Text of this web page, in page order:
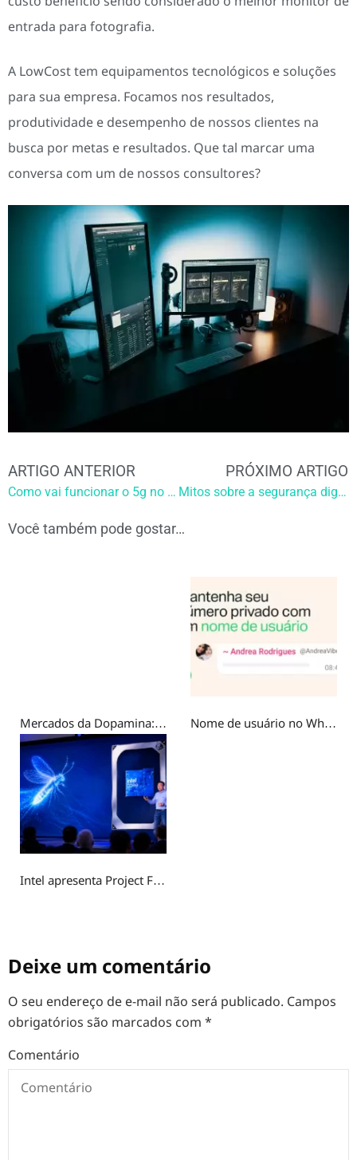
entrada para fotografia.
A LowCost tem equipamentos tecnológicos e soluções
para sua empresa. Focamos nos resultados,
produtividade e desempenho de nossos clientes na
busca por metas e resultados. Que tal marcar uma
conversa com um de nossos consultores?
ARTIGO ANTERIOR
Como vai funcionar o 5g no Brasil:
PRÓXIMO ARTIGO
Mitos sobre a segurança digital e como permanecer seguro:
Você também pode gostar…
Mercados da Dopamina: Por que a Geração Z busca recompensa em experiências fictícias? Nome de usuário no WhatsApp: por que você não deve usar o mesmo @ do Instagram
Intel apresenta Project Firefly para competir com o MacBook Neo
Deixe um comentário
O seu endereço de e-mail não será publicado. Campos
obrigatórios são marcados com *
Comentário